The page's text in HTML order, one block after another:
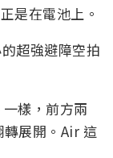
是在電池上。
樣，前方兩
展開。Air 這